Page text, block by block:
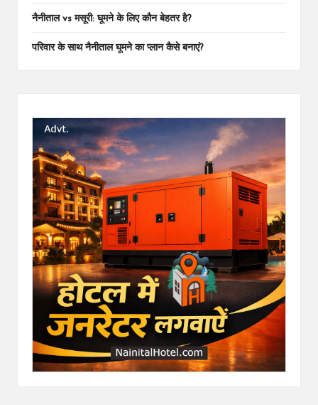
नैनीताल vs मसूरी: घूमने के लिए कौन बेहतर है?
परिवार के साथ नैनीताल घूमने का प्लान कैसे बनाएं?